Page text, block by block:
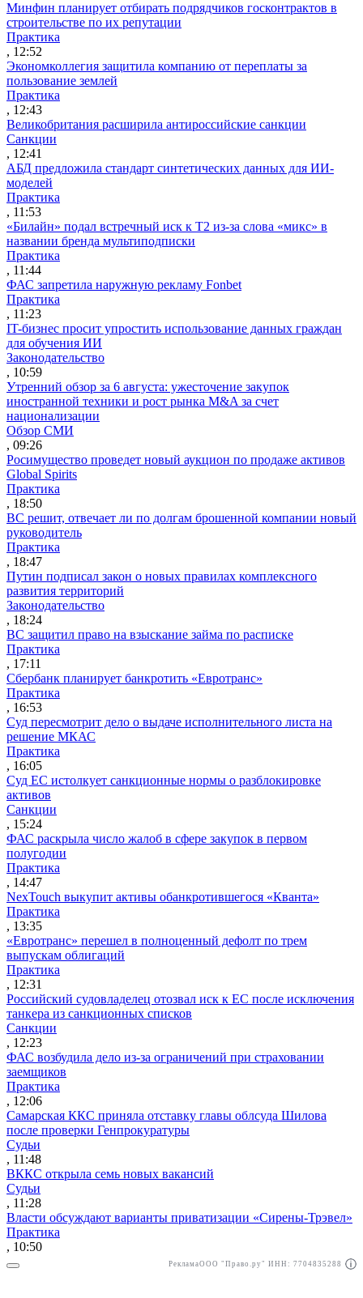
РекламаООО "Право.ру" ИНН: 7704835288
Минфин планирует отбирать подрядчиков госконтрактов в
строительстве по их репутации
Практика
, 12:52
Экономколлегия защитила компанию от переплаты за
пользование землей
Практика
, 12:43
Великобритания расширила антироссийские санкции
Санкции
, 12:41
АБД предложила стандарт синтетических данных для ИИ-
моделей
Практика
, 11:53
«Билайн» подал встречный иск к Т2 из-за слова «микс» в
названии бренда мультиподписки
Практика
, 11:44
ФАС запретила наружную рекламу Fonbet
Практика
, 11:23
IT-бизнес просит упростить использование данных граждан
для обучения ИИ
Законодательство
, 10:59
Утренний обзор за 6 августа: ужесточение закупок
иностранной техники и рост рынка M&A за счет
национализации
Обзор СМИ
, 09:26
Росимущество проведет новый аукцион по продаже активов
Global Spirits
Практика
, 18:50
ВС решит, отвечает ли по долгам брошенной компании новый
руководитель
Практика
, 18:47
Путин подписал закон о новых правилах комплексного
развития территорий
Законодательство
, 18:24
ВС защитил право на взыскание займа по расписке
Практика
, 17:11
Сбербанк планирует банкротить «Евротранс»
Практика
, 16:53
Суд пересмотрит дело о выдаче исполнительного листа на
решение МКАС
Практика
, 16:05
Суд ЕС истолкует санкционные нормы о разблокировке
активов
Санкции
, 15:24
ФАС раскрыла число жалоб в сфере закупок в первом
полугодии
Практика
, 14:47
NexTouch выкупит активы обанкротившегося «Кванта»
Практика
, 13:35
«Евротранс» перешел в полноценный дефолт по трем
выпускам облигаций
Практика
, 12:31
Российский судовладелец отозвал иск к ЕС после исключения
танкера из санкционных списков
Санкции
, 12:23
ФАС возбудила дело из-за ограничений при страховании
заемщиков
Практика
, 12:06
Самарская ККС приняла отставку главы облсуда Шилова
после проверки Генпрокуратуры
Судьи
, 11:48
ВККС открыла семь новых вакансий
Судьи
, 11:28
Власти обсуждают варианты приватизации «Сирены-Трэвел»
Практика
, 10:50